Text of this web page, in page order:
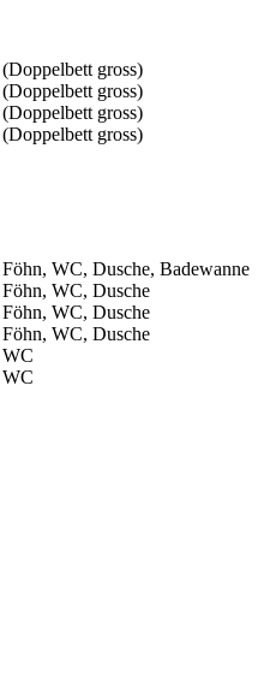
gross)
gross)
gross)
gross)
WC, Dusche, Badewanne
WC, Dusche
WC, Dusche
WC, Dusche